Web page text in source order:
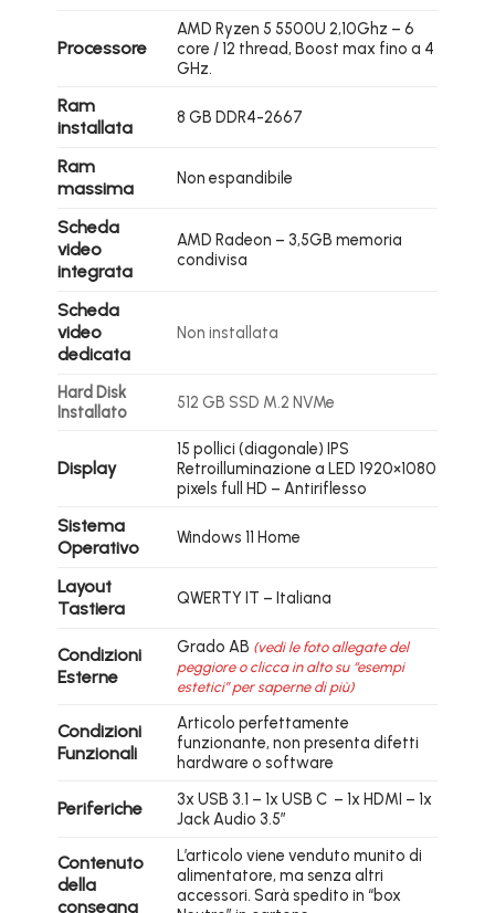
Processore
AMD Ryzen 5 5500U 2,10Ghz – 6
core / 12 thread, Boost max fino a 4
GHz.
Ram
installata
8 GB DDR4-2667
Ram
massima
Non espandibile
Scheda
video
integrata
AMD Radeon – 3,5GB memoria
condivisa
Scheda
video
dedicata
Non installata
Hard Disk
Installato
512 GB SSD M.2 NVMe
Display
15 pollici (diagonale) IPS
Retroilluminazione a LED 1920×1080
pixels full HD – Antiriflesso
Sistema
Operativo
Windows 11 Home
Layout
Tastiera
QWERTY IT – Italiana
Condizioni
Esterne
Grado AB (vedi le foto allegate del
peggiore o clicca in alto su “esempi
estetici” per saperne di più)
Condizioni
Funzionali
Articolo perfettamente
funzionante, non presenta difetti
hardware o software
Periferiche
3x USB 3.1 – 1x USB C – 1x HDMI – 1x
Jack Audio 3.5″
Contenuto
della
consegna
L’articolo viene venduto munito di
alimentatore, ma senza altri
accessori. Sarà spedito in “box